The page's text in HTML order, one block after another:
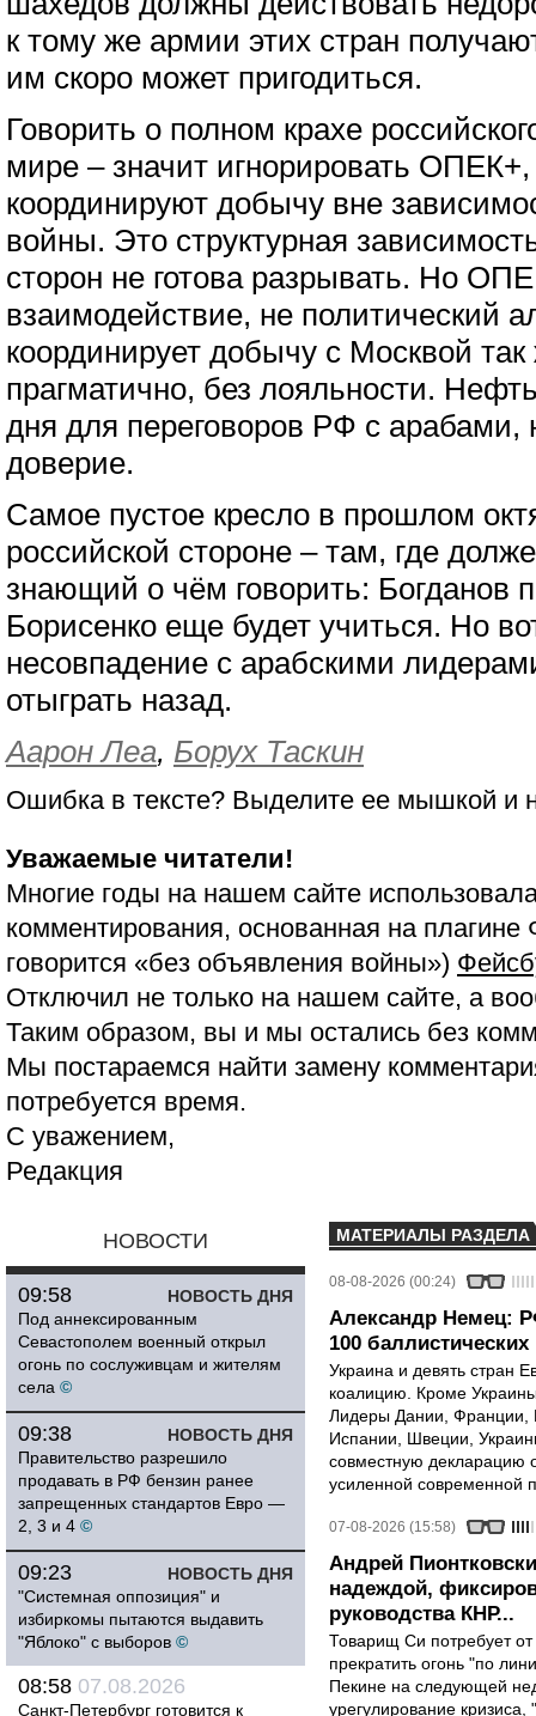
к тому же армии этих стран
им скоро может пригодиться.
Говорить о полном крахе
мире – значит игнорировать
координируют добычу вне
войны. Это структурная
сторон не готова разрывать. Но
взаимодействие, не политический
координирует добычу с Москвой
прагматично, без лояльности.
дня для переговоров РФ с арабами,
доверие.
Самое пустое кресло в прошлом
российской стороне – там, где
знающий о чём говорить: Богданов
Борисенко еще будет учиться. Но
несовпадение с арабскими
отыграть назад.
Аарон Леа, Борух Таскин
Ошибка в тексте? Выделите ее мышкой и
Уважаемые читатели!
Многие годы на нашем сайте
комментирования, основанная на
говорится «без объявления войны»)
Отключил не только на нашем сайте, а
Таким образом, вы и мы остались без
Мы постараемся найти замену
потребуется время.
С уважением,
Редакция
НОВОСТИ
НОВОСТЬ ДНЯ
09:58
Под аннексированным
Севастополем военный открыл
огонь по сослуживцам и жителям
села ©
НОВОСТЬ ДНЯ
09:38
Правительство разрешило
продавать в РФ бензин ранее
запрещенных стандартов Евро —
2, 3 и 4 ©
НОВОСТЬ ДНЯ
09:23
"Системная оппозиция" и
избиркомы пытаются выдавить
"Яблоко" с выборов ©
08:58 07.08.2026
Санкт-Петербург готовится к
МАТЕРИАЛЫ РАЗДЕЛА
08-08-2026 (00:24)
Александр Немец:
100 баллистических
Украина и девять стран
коалицию. Кроме
Лидеры Дании, Франции,
Испании, Швеции,
совместную декларацию
усиленной современной
07-08-2026 (15:58)
Андрей
надеждой,
руководства КНР...
Товарищ Си потребует
прекратить огонь "по
Пекине на следующей
урегулирование